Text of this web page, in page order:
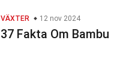
VÄXTER 12 nov 2024
37 Fakta Om Bambu